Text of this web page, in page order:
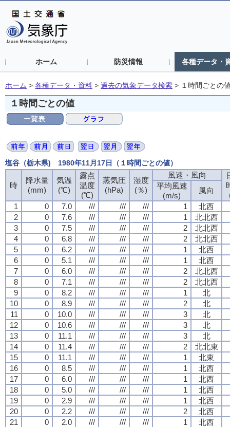
ホーム 防災情報 各種データ・
ホーム > 各種データ・資料 > 過去の気象データ検索 > １時間ごとの
１時間ごとの値
塩谷（栃木県) 1980年11月17日（１時間ごとの値）
時
降水量
(mm)
気温
(℃)
露点
温度
(℃)
蒸気圧
(hPa)
湿度
(％)
風速・風向
平均風速
(m/s)
風向
1
0 7.0 /// /// /// 1
北西
2
0 7.6 /// /// /// 1
北北西
3
0 7.5 /// /// /// 2
北北西
4
0 6.8 /// /// /// 2
北北西
5
0 6.2 /// /// /// 1
北西
6
0 5.1 /// /// /// 1
北西
7
0 6.0 /// /// /// 2
北北西
8
0 7.1 /// /// /// 2
北北西
9
0 8.2 /// /// /// 1
北
10
0 8.9 /// /// /// 2
北
11
0 10.0 /// /// /// 3
北
12
0 10.6 /// /// /// 3
北
13
0 11.1 /// /// /// 3
北
14
0 11.4 /// /// /// 2
北北東
15
0 11.1 /// /// /// 1
北東
16
0 8.5 /// /// /// 1
北西
17
0 6.0 /// /// /// 1
北西
18
0 5.0 /// /// /// 1
北西
19
0 2.9 /// /// /// 1
北西
20
0 2.2 /// /// /// 2
北西
21
0 2.0 /// /// /// 1
北西